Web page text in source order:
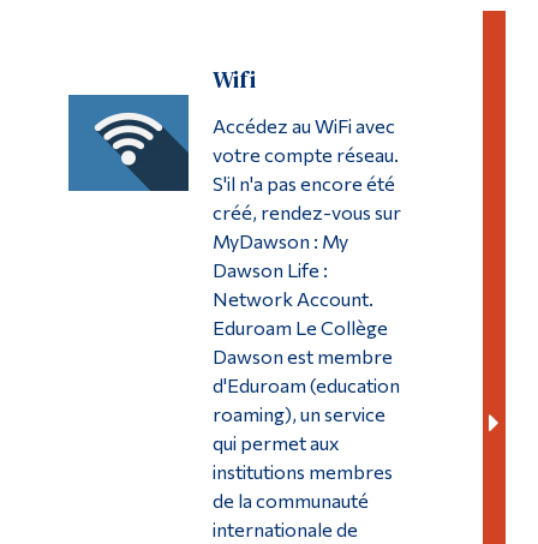
Wifi
Accédez au WiFi avec
votre compte réseau.
S'il n'a pas encore été
créé, rendez-vous sur
MyDawson : My
Dawson Life :
Network Account.
Eduroam Le Collège
Dawson est membre
d'Eduroam (education
roaming), un service
qui permet aux
institutions membres
de la communauté
internationale de